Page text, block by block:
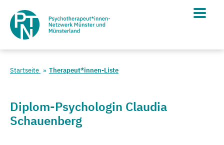
Startseite Therapeut*innen-Liste
Diplom-Psychologin Claudia
Schauenberg